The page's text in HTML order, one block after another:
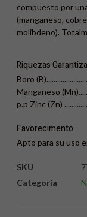
compuesto por
(manganeso,
molibdeno).
Riquezas
Boro
Manganeso
p.p Zinc (Zn)
Favorecimento
Apto para su uso
SKU
Categoría